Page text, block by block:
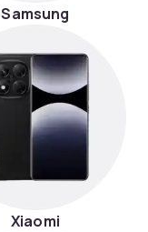
Samsung
Xiaomi